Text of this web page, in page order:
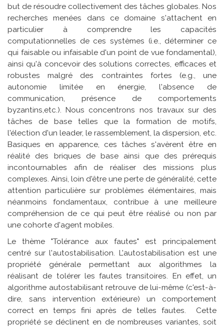
but de résoudre collectivement des tâches globales. Nos
recherches menées dans ce domaine s'attachent en
particulier à comprendre les capacités
computationnelles de ces systèmes (i.e., déterminer ce
qui faisable ou infaisable d'un point de vue fondamental),
ainsi qu'à concevoir des solutions correctes, efficaces et
robustes malgré des contraintes fortes (e.g., une
autonomie limitée en énergie, l'absence de
communication, présence de comportements
byzantins,etc.). Nous concentrons nos travaux sur des
tâches de base telles que la formation de motifs,
l'élection d'un leader, le rassemblement, la dispersion, etc.
Basiques en apparence, ces tâches s'avèrent être en
réalité des briques de base ainsi que des prérequis
incontournables afin de réaliser des missions plus
complexes. Ainsi, loin d'être une perte de généralité, cette
attention particulière sur problèmes élémentaires, mais
néanmoins fondamentaux, contribue à une meilleure
compréhension de ce qui peut être réalisé ou non par
une cohorte d'agent mobiles.
Le thème "Tolérance aux fautes" est principalement
centré sur l'autostabilisation. L'autostabilisation est une
propriété générale permettant aux algorithmes la
réalisant de tolérer les fautes transitoires. En effet, un
algorithme autostabilisant retrouve de lui-même (c'est-à-
dire, sans intervention extérieure) un comportement
correct en temps fini après de telles fautes. Cette
propriété se déclinent en de nombreuses variantes, soit